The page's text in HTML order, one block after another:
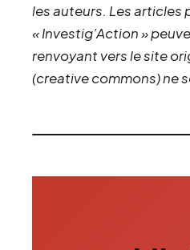
les auteurs. Les articles
« Investig’Action »
renvoyant vers le site
(creative commons) ne